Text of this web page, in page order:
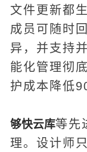
文件更新都
成员可随时
异，并支持
能化管理彻
护成本降低
够快云库等先
理。设计师